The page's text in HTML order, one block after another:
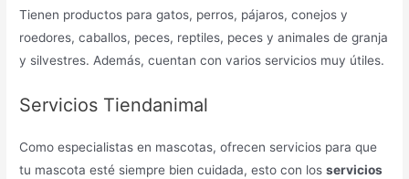
Tienen productos para gatos, perros, pájaros, conejos y
roedores, caballos, peces, reptiles, peces y animales de granja
y silvestres. Además, cuentan con varios servicios muy útiles.
Servicios Tiendanimal
Como especialistas en mascotas, ofrecen servicios para que
tu mascota esté siempre bien cuidada, esto con losservicios